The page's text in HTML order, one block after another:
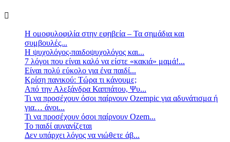
Η ομοφυλοφιλία στην εφηβεία – Τα σημάδια και
συμβουλές...
Η ψυχολόγος-παιδοψυχολόγος και...
7 λόγοι που είναι καλό να είστε «κακιά» μαμά!...
Είναι πολύ εύκολο για ένα παιδί...
Κρίση πανικού: Τώρα τι κάνουμε;
Από την Αλεξάνδρα Καππάτου, Ψυ...
Τι να προσέχουν όσοι παίρνουν Ozempic για αδυνάτισμα ή
για… άνοι...
Τι να προσέχουν όσοι παίρνουν Ozem...
Το παιδί αυνανίζεται
Δεν υπάρχει λόγος να νιώθετε άβ...